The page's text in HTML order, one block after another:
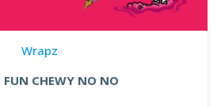
Wrapz
FUN CHEWY NO NO